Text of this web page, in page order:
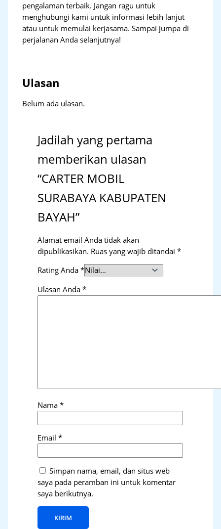
pengalaman terbaik. Jangan ragu untuk
menghubungi kami untuk informasi lebih lanjut
atau untuk memulai kerjasama. Sampai jumpa di
perjalanan Anda selanjutnya!
Ulasan
Belum ada ulasan.
Jadilah yang pertama
memberikan ulasan
“CARTER MOBIL
SURABAYA KABUPATEN
BAYAH”
Alamat email Anda tidak akan
dipublikasikan. Ruas yang wajib ditandai*
Rating Anda*
Ulasan Anda*
Nama*
Email*
Simpan nama, email, dan situs web
saya pada peramban ini untuk komentar
saya berikutnya.